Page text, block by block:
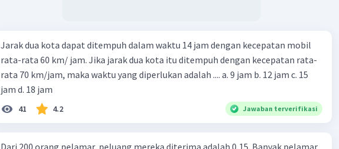
Jarak dua kota dapat ditempuh dalam waktu 14 jam dengan kecepatan mobil
rata-rata 60 km/ jam. Jika jarak dua kota itu ditempuh dengan kecepatan rata-
rata 70 km/jam, maka waktu yang diperlukan adalah .... a. 9 jam b. 12 jam c. 15
jam d. 18 jam
41 4.2 Jawaban terverifikasi
Dari 200 orang pelamar, peluang mereka diterima adalah 0,15. Banyak pelamar